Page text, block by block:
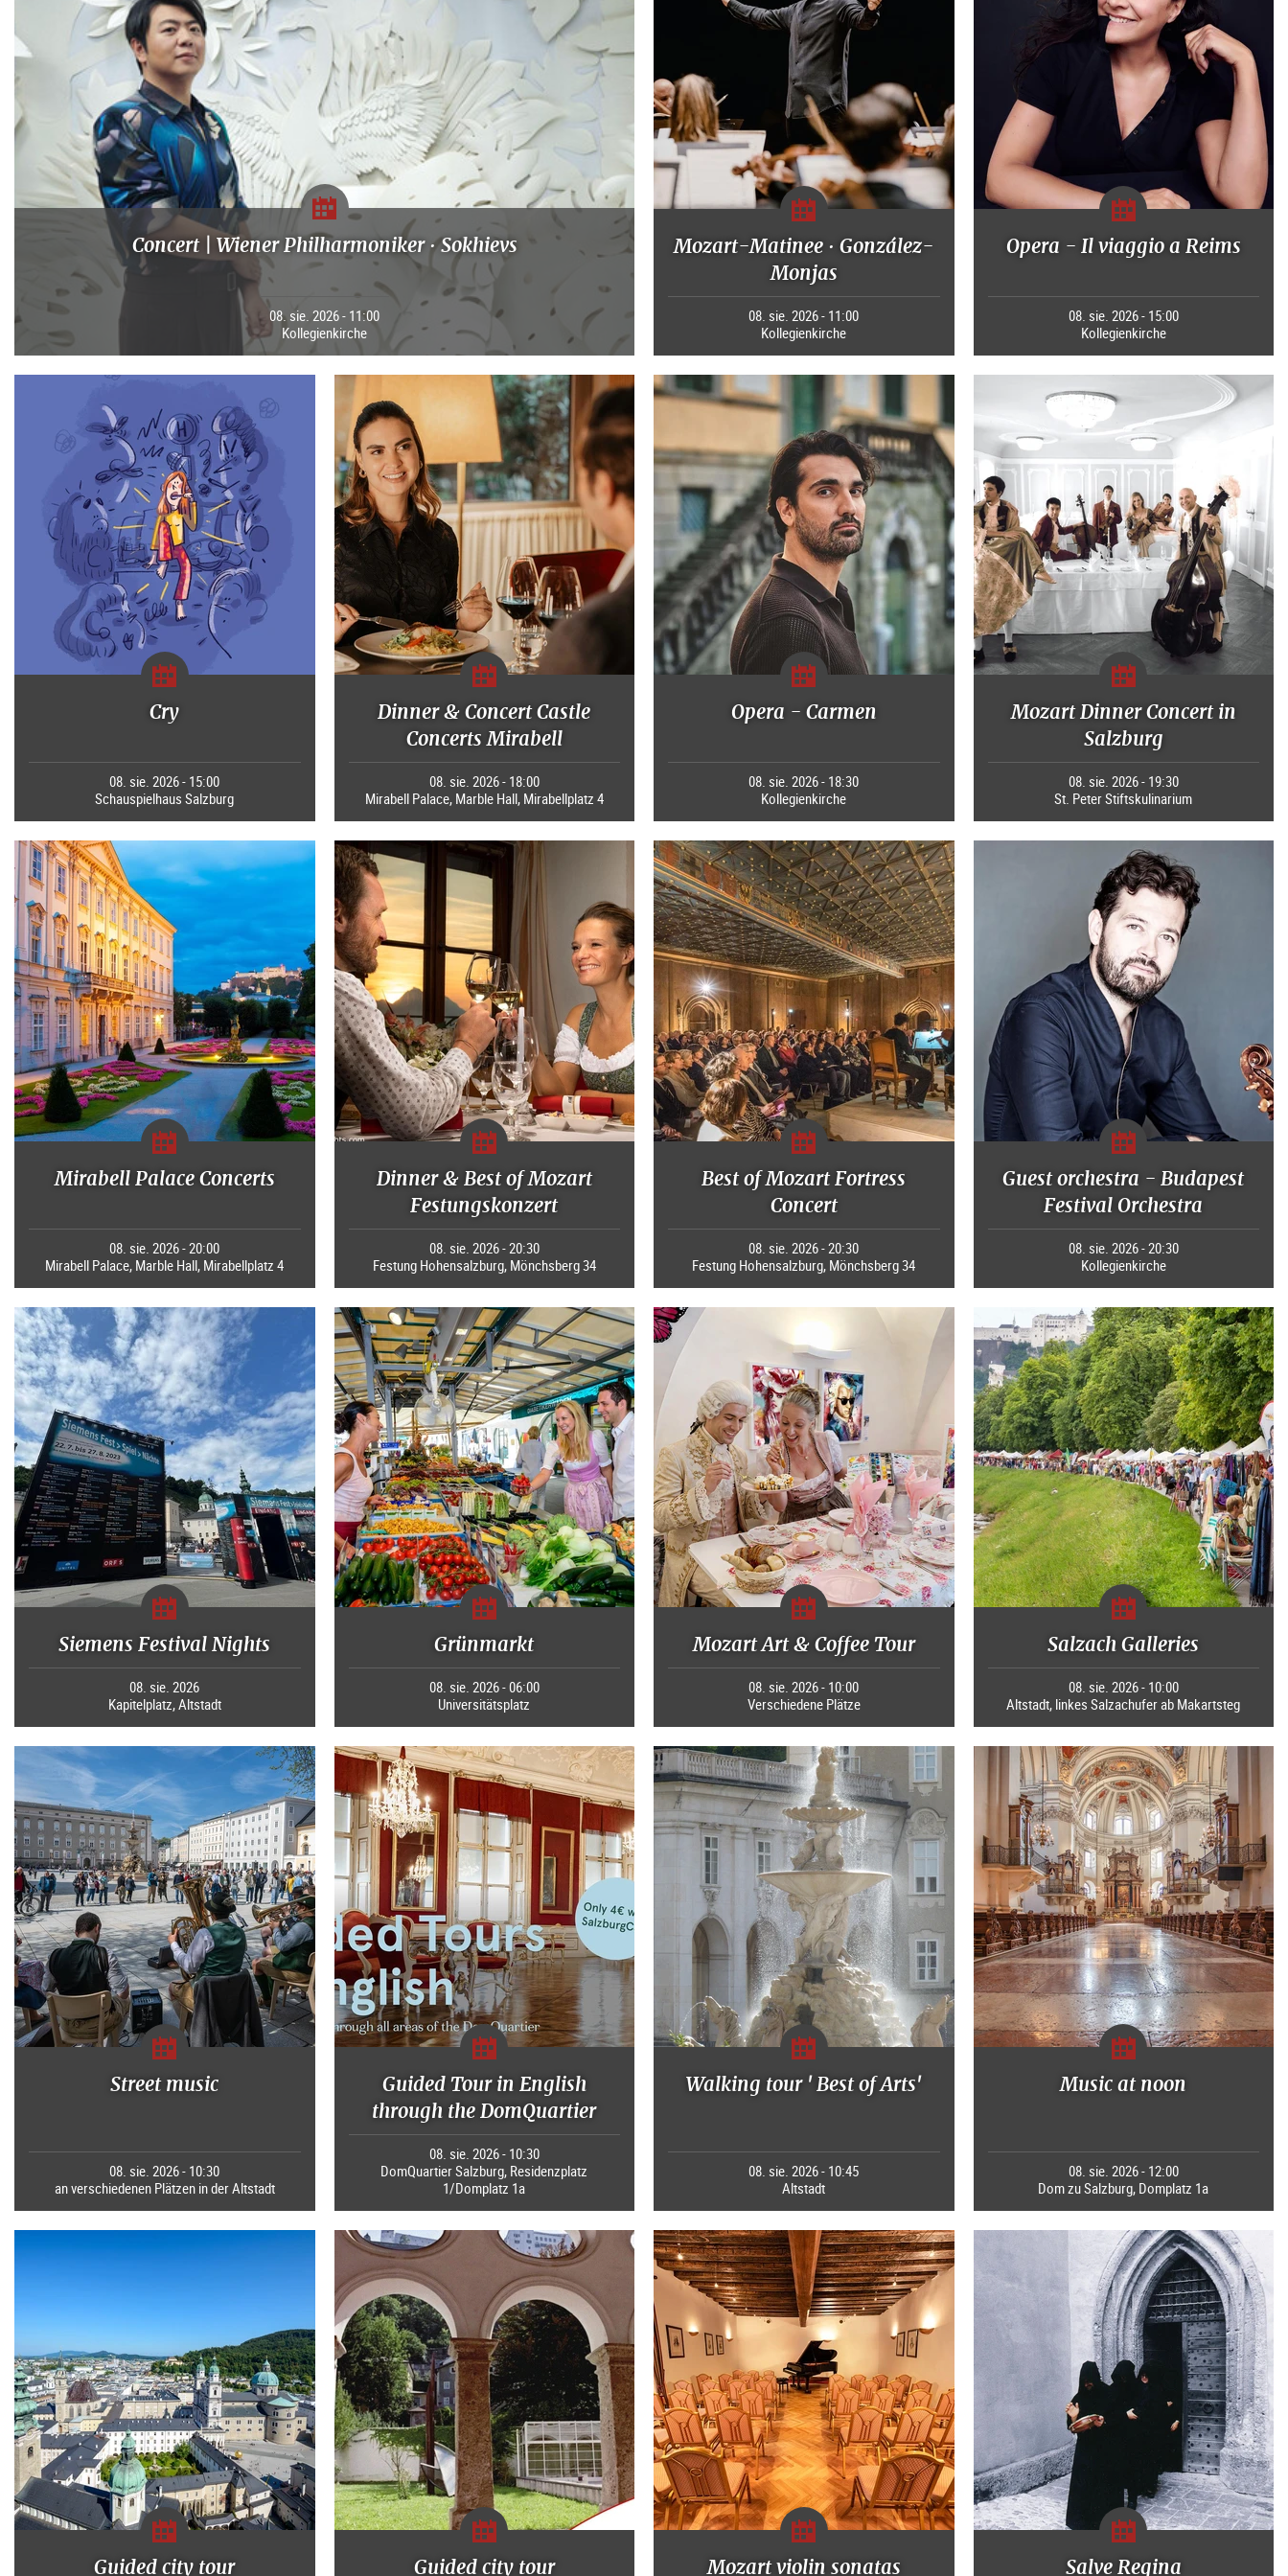
Concert | Wiener Philharmoniker · Sokhievs
08. sie. 2026 - 11:00
Kollegienkirche
Mozart-Matinee · González-
Monjas
08. sie. 2026 - 11:00
Kollegienkirche
Opera - Il viaggio a Reims
08. sie. 2026 - 15:00
Kollegienkirche
Cry
08. sie. 2026 - 15:00
Schauspielhaus Salzburg
Dinner & Concert Castle
Concerts Mirabell
08. sie. 2026 - 18:00
Mirabell Palace, Marble Hall, Mirabellplatz 4
Opera - Carmen
08. sie. 2026 - 18:30
Kollegienkirche
Mozart Dinner Concert in
Salzburg
08. sie. 2026 - 19:30
St. Peter Stiftskulinarium
Mirabell Palace Concerts
08. sie. 2026 - 20:00
Mirabell Palace, Marble Hall, Mirabellplatz 4
Dinner & Best of Mozart
Festungskonzert
08. sie. 2026 - 20:30
Festung Hohensalzburg, Mönchsberg 34
Best of Mozart Fortress
Concert
08. sie. 2026 - 20:30
Festung Hohensalzburg, Mönchsberg 34
Guest orchestra - Budapest
Festival Orchestra
08. sie. 2026 - 20:30
Kollegienkirche
Siemens Festival Nights
08. sie. 2026
Kapitelplatz, Altstadt
Grünmarkt
08. sie. 2026 - 06:00
Universitätsplatz
Mozart Art & Coffee Tour
08. sie. 2026 - 10:00
Verschiedene Plätze
Salzach Galleries
08. sie. 2026 - 10:00
Altstadt, linkes Salzachufer ab Makartsteg
Street music
08. sie. 2026 - 10:30
an verschiedenen Plätzen in der Altstadt
Guided Tour in English
through the DomQuartier
08. sie. 2026 - 10:30
DomQuartier Salzburg, Residenzplatz
1/Domplatz 1a
Walking tour ' Best of Arts'
08. sie. 2026 - 10:45
Altstadt
Music at noon
08. sie. 2026 - 12:00
Dom zu Salzburg, Domplatz 1a
Guided city tour Guided city tour Mozart violin sonatas Salve Regina